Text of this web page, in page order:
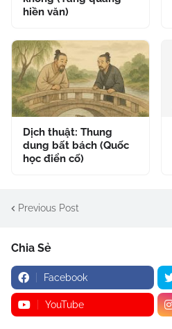
hiền văn)
Dịch thuật: Thung
dung bất bách (Quốc
học điển cố)
Previous Post
Chia Sẻ
Facebook
YouTube